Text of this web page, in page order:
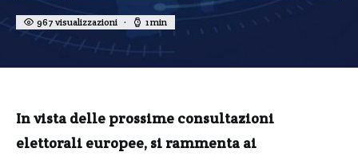
967 visualizzazioni 1 min
In vista delle prossime consultazioni
elettorali europee, si rammenta ai